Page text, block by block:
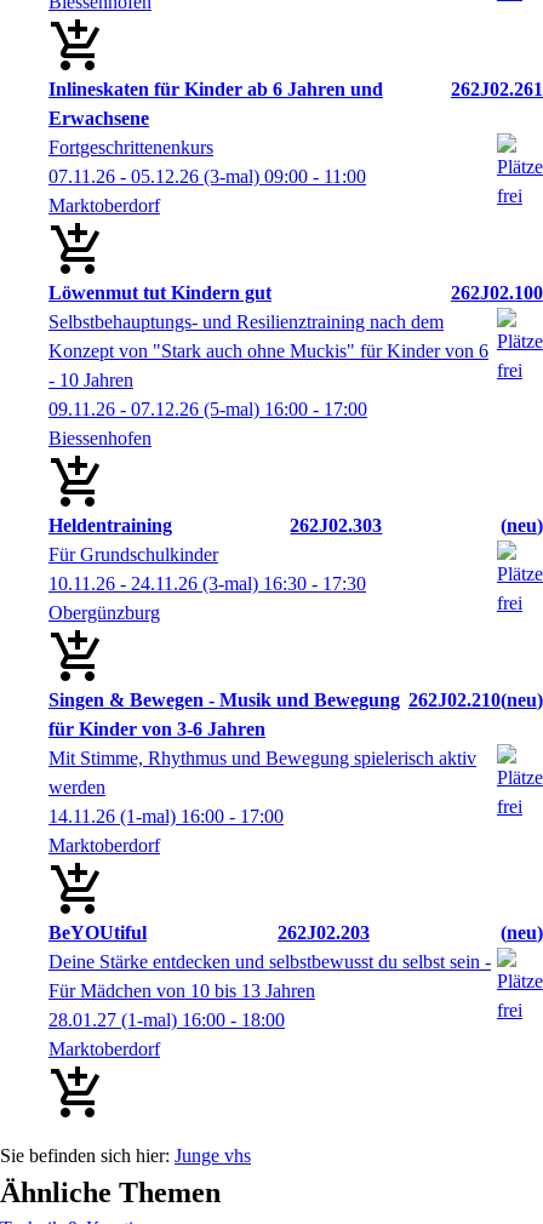
Inlineskaten für Kinder ab 6 Jahren und
Erwachsene
262J02.261
Fortgeschrittenenkurs
07.11.26 - 05.12.26 (3-mal) 09:00 - 11:00
Marktoberdorf
Löwenmut tut Kindern gut
262J02.100
Selbstbehauptungs- und Resilienztraining nach dem
Konzept von "Stark auch ohne Muckis" für Kinder von 6
- 10 Jahren
09.11.26 - 07.12.26 (5-mal) 16:00 - 17:00
Biessenhofen
Heldentraining 262J02.303
neu
Für Grundschulkinder
10.11.26 - 24.11.26 (3-mal) 16:30 - 17:30
Obergünzburg
Singen & Bewegen - Musik und Bewegung
für Kinder von 3-6 Jahren
262J02.210 neu
Mit Stimme, Rhythmus und Bewegung spielerisch aktiv
werden
14.11.26 (1-mal) 16:00 - 17:00
Marktoberdorf
BeYOUtiful 262J02.203
neu
Deine Stärke entdecken und selbstbewusst du selbst sein -
Für Mädchen von 10 bis 13 Jahren
28.01.27 (1-mal) 16:00 - 18:00
Marktoberdorf
Junge vhs
Ähnliche Themen